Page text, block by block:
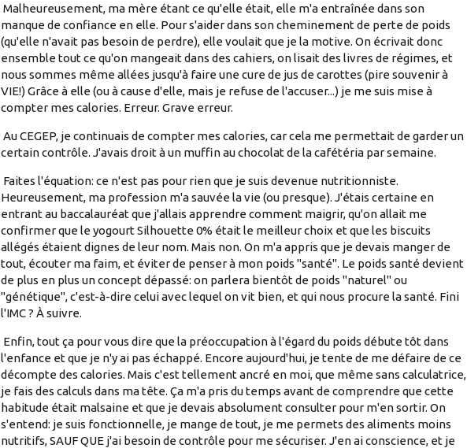
Malheureusement, ma mère étant ce qu'elle était, elle m'a entraînée dans son
manque de confiance en elle. Pour s'aider dans son cheminement de perte de poids
(qu'elle n'avait pas besoin de perdre), elle voulait que je la motive. On écrivait donc
ensemble tout ce qu'on mangeait dans des cahiers, on lisait des livres de régimes, et
nous sommes même allées jusqu'à faire une cure de jus de carottes (pire souvenir à
VIE!) Grâce à elle (ou à cause d'elle, mais je refuse de l'accuser...) je me suis mise à
compter mes calories. Erreur. Grave erreur.
Au CEGEP, je continuais de compter mes calories, car cela me permettait de garder un
certain contrôle. J'avais droit à un muffin au chocolat de la cafétéria par semaine.
Faites l'équation: ce n'est pas pour rien que je suis devenue nutritionniste.
Heureusement, ma profession m'a sauvée la vie (ou presque). J'étais certaine en
entrant au baccalauréat que j'allais apprendre comment maigrir, qu'on allait me
confirmer que le yogourt Silhouette 0% était le meilleur choix et que les biscuits
allégés étaient dignes de leur nom. Mais non. On m'a appris que je devais manger de
tout, écouter ma faim, et éviter de penser à mon poids "santé". Le poids santé devient
de plus en plus un concept dépassé: on parlera bientôt de poids "naturel" ou
"génétique", c'est-à-dire celui avec lequel on vit bien, et qui nous procure la santé. Fini
l'IMC ? À suivre.
Enfin, tout ça pour vous dire que la préoccupation à l'égard du poids débute tôt dans
l'enfance et que je n'y ai pas échappé. Encore aujourd'hui, je tente de me défaire de ce
décompte des calories. Mais c'est tellement ancré en moi, que même sans calculatrice,
je fais des calculs dans ma tête. Ça m'a pris du temps avant de comprendre que cette
habitude était malsaine et que je devais absolument consulter pour m'en sortir. On
s'entend: je suis fonctionnelle, je mange de tout, je me permets des aliments moins
nutritifs, SAUF QUE j'ai besoin de contrôle pour me sécuriser. J'en ai conscience, et je